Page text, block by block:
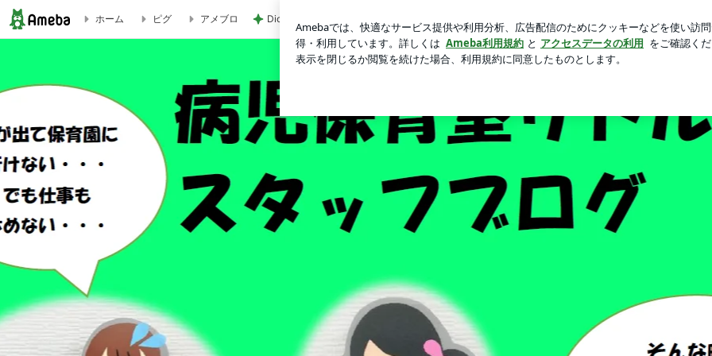
夏を元気に過ごす方法 | 病児保育室リトルベアーのブログ
ホーム ピグ アメブロ Diorの秋コスメの脳内シミュレーション 新規登録